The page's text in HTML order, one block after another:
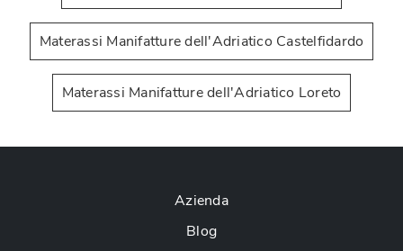
Materassi Manifatture dell'Adriatico Castelfidardo
Materassi Manifatture dell'Adriatico Loreto
Azienda
Blog